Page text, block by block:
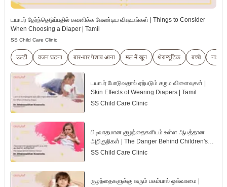
டயாபர் தேர்ந்தெடுப்பதில் கவனிக்க வேண்டிய விஷயங்கள் | Things to Consider
When Choosing a Diaper | Tamil
SS Child Care Clinic
उल्टी वजन घटना बार-बार पेशाब आना मल में खून थेराप्यूटिक बच्चे
டயாபர் போடுவதால் ஏற்படும் சரும விளைவுகள் |
Skin Effects of Wearing Diapers | Tamil
SS Child Care Clinic
பிடிவாதமான குழந்தைகளிடம் உள்ள ஆபத்தான
அறிகுறிகள் | The Danger Behind Children's
Tantrum | Tamil
SS Child Care Clinic
குழந்தைகளுக்கு வரும் பசும்பால் ஒவ்வாமை |